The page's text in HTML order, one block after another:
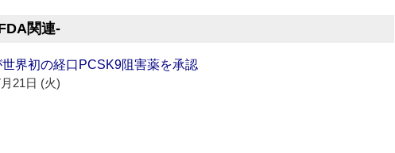
関連‐
界初の経口PCSK9阻害薬を承認
21日 (火)